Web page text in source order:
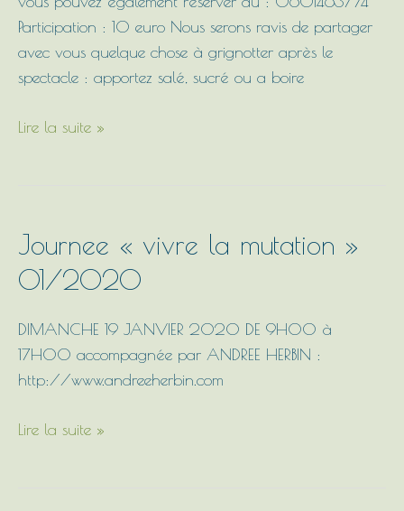
Participation : 10 euro Nous serons ravis de partager
avec vous quelque chose à grignotter après le
spectacle : apportez salé, sucré ou a boire
de
fevrier
au
Domaine…
Lire la suite »
Journee « vivre la mutation »
01/2020
DIMANCHE 19 JANVIER 2020 DE 9H00 à
17H00 accompagnée par ANDREE HERBIN :
http://www.andreeherbin.com
Journee
la
01/2020
Lire la suite »